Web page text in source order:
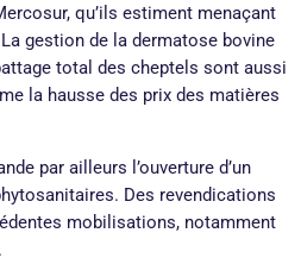
qu’ils estiment menaçant
gestion de la dermatose bovine
total des cheptels sont aussi
la hausse des prix des matières
par ailleurs l’ouverture d’un
Des revendications
mobilisations, notamment